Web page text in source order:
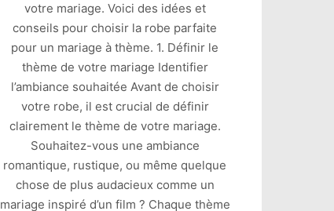
votre mariage. Voici des idées et
conseils pour choisir la robe parfaite
pour un mariage à thème. 1. Définir le
thème de votre mariage Identifier
l’ambiance souhaitée Avant de choisir
votre robe, il est crucial de définir
clairement le thème de votre mariage.
Souhaitez-vous une ambiance
romantique, rustique, ou même quelque
chose de plus audacieux comme un
mariage inspiré d’un film ? Chaque thème